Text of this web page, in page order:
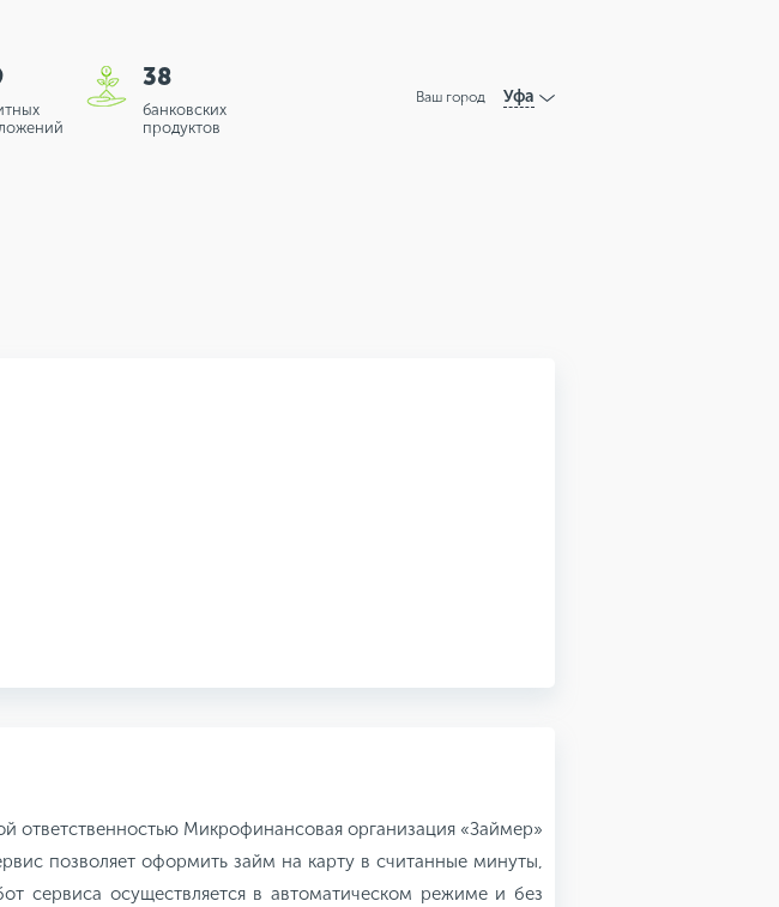
38
банковских
продуктов
Ваш город Уфа
Микрофинансовая организация «Займер»
позволяет оформить займ на карту в считанные минуты,
сервиса осуществляется в автоматическом режиме и без